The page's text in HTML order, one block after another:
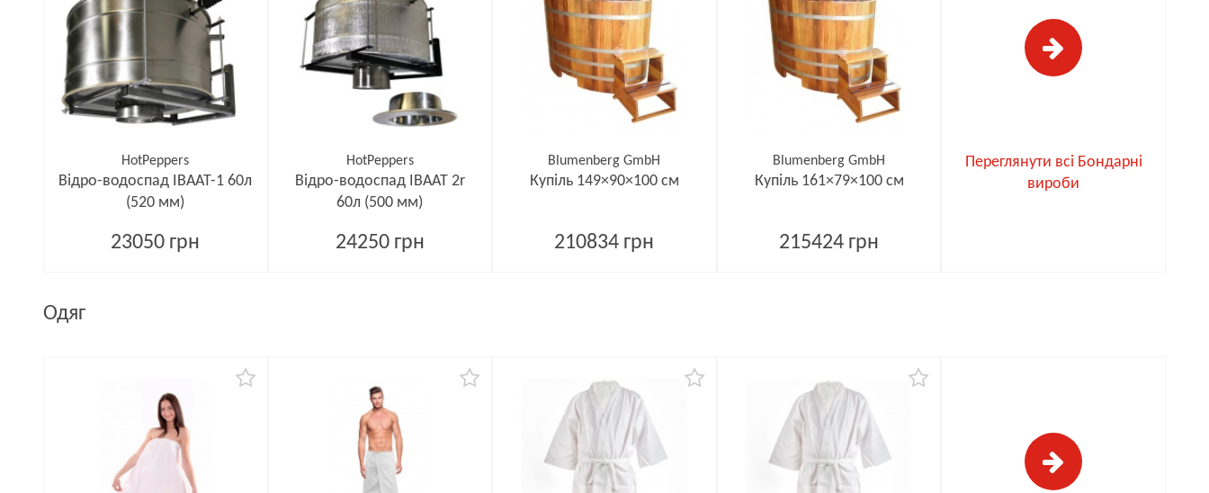
HotPeppers
Відро-водоспад ІВААТ-1 60л
(520 мм)
23050 грн
HotPeppers
Відро-водоспад ІВААТ 2r
60л (500 мм)
24250 грн
Blumenberg GmbH
Купіль 149×90×100 см
210834 грн
Blumenberg GmbH
Купіль 161×79×100 см
215424 грн
Переглянути всі Бондарні
вироби
Одяг